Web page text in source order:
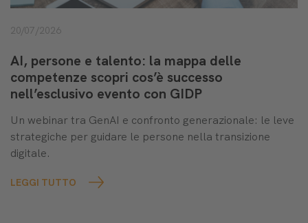
20/07/2026
AI, persone e talento: la mappa delle
competenze scopri cos’è successo
nell’esclusivo evento con GIDP
Un webinar tra GenAI e confronto generazionale: le leve
strategiche per guidare le persone nella transizione
digitale.
LEGGI TUTTO